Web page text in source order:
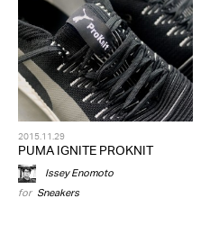
2015.11.29
PUMA IGNITE PROKNIT
Issey Enomoto
for Sneakers